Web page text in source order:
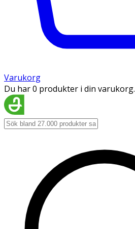
Varukorg
Du har 0 produkter i din varukorg.